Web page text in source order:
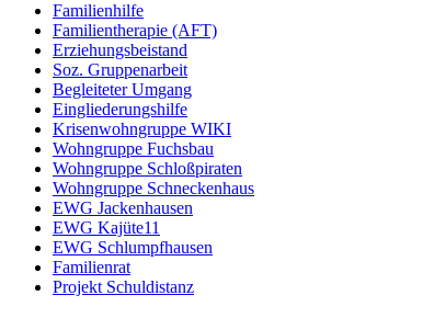
Familienhilfe
Familientherapie (AFT)
Erziehungsbeistand
Soz. Gruppenarbeit
Begleiteter Umgang
Eingliederungshilfe
Krisenwohngruppe WIKI
Wohngruppe Fuchsbau
Wohngruppe Schloßpiraten
Wohngruppe Schneckenhaus
EWG Jackenhausen
EWG Kajüte11
EWG Schlumpfhausen
Familienrat
Projekt Schuldistanz